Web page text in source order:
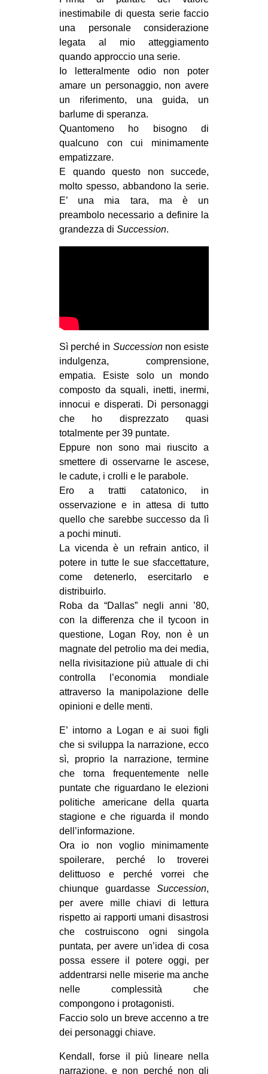
MILANO
MOBILITAZIONI
SPAZI
SPORT POPOLARE
MOVIMENTI
AMBIENTE
ANTIFASCISMO
DIRITTO ALL’ABITARE
GENERI
MIGRAZIONI
PRECARIATO
REPRESSIONE
MANIFESTI
MUSICA
INTERNAZIONALE
AFRICA
AMERICHE
ESTREMO ORIENTE
EUROPA
MEDIO ORIENTE
EVENTI
Fb
tw
bsky
ms
inestimabile di questa serie faccio
una personale considerazione
legata al mio atteggiamento
quando approccio una serie.
Io letteralmente odio non poter
amare un personaggio, non avere
un riferimento, una guida, un
barlume di speranza.
Quantomeno ho bisogno di
qualcuno con cui minimamente
empatizzare.
E quando questo non succede,
molto spesso, abbandono la serie.
E’ una mia tara, ma è un
preambolo necessario a definire la
grandezza di Succession.
Sì perché in Successionnon esiste
indulgenza, comprensione,
empatia. Esiste solo un mondo
composto da squali, inetti, inermi,
innocui e disperati. Di personaggi
che ho disprezzato quasi
totalmente per 39 puntate.
Eppure non sono mai riuscito a
smettere di osservarne le ascese,
le cadute, i crolli e le parabole.
Ero a tratti catatonico, in
osservazione e in attesa di tutto
quello che sarebbe successo da lì
a pochi minuti.
La vicenda è un refrain antico, il
potere in tutte le sue sfaccettature,
come detenerlo, esercitarlo e
distribuirlo.
Roba da “Dallas” negli anni ’80,
con la differenza che il tycoon in
questione, Logan Roy, non è un
magnate del petrolio ma dei media,
nella rivisitazione più attuale di chi
controlla l’economia mondiale
attraverso la manipolazione delle
opinioni e delle menti.
E’ intorno a Logan e ai suoi figli
che si sviluppa la narrazione, ecco
sì, proprio la narrazione, termine
che torna frequentemente nelle
puntate che riguardano le elezioni
politiche americane della quarta
stagione e che riguarda il mondo
dell’informazione.
Ora io non voglio minimamente
spoilerare, perché lo troverei
delittuoso e perché vorrei che
chiunque guardasse Succession,
per avere mille chiavi di lettura
rispetto ai rapporti umani disastrosi
che costruiscono ogni singola
puntata, per avere un’idea di cosa
possa essere il potere oggi, per
addentrarsi nelle miserie ma anche
nelle complessità che
compongono i protagonisti.
Faccio solo un breve accenno a tre
dei personaggi chiave.
Kendall, forse il più lineare nella
narrazione, e non perché non gli